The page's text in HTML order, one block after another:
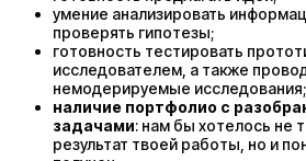
умение анализировать
проверять гипотезы;
готовность тестировать
исследователем, а также
немодерируемые исследования;
наличие портфолио с
задачами: нам бы хотелось не
результат твоей работы, но и